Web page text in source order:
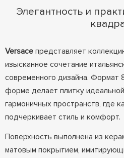
Элегантность и
Versaceпредставляет
изысканное сочетание
современного дизайна. Формат
форме делает плитку
гармоничных пространств, где
подчеркивает стиль и комфорт.
Поверхность выполнена из
матовым покрытием,